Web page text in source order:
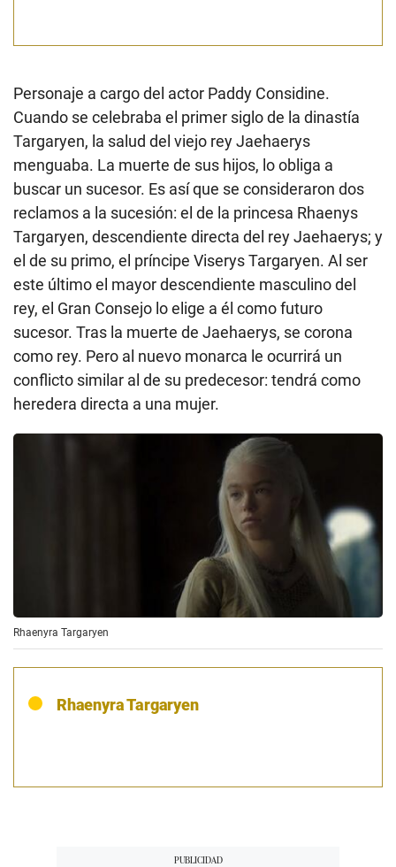
Personaje a cargo del actor Paddy Considine.
Cuando se celebraba el primer siglo de la dinastía
Targaryen, la salud del viejo rey Jaehaerys
menguaba. La muerte de sus hijos, lo obliga a
buscar un sucesor. Es así que se consideraron dos
reclamos a la sucesión: el de la princesa Rhaenys
Targaryen, descendiente directa del rey Jaehaerys; y
el de su primo, el príncipe Viserys Targaryen. Al ser
este último el mayor descendiente masculino del
rey, el Gran Consejo lo elige a él como futuro
sucesor. Tras la muerte de Jaehaerys, se corona
como rey. Pero al nuevo monarca le ocurrirá un
conflicto similar al de su predecesor: tendrá como
heredera directa a una mujer.
Rhaenyra Targaryen
Rhaenyra Targaryen